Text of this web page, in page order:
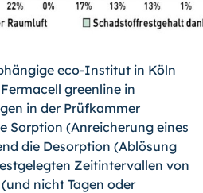
eco-Institut in Köln
greenline in
in der Prüfkammer
Sorption (Anreicherung eines
die Desorption (Ablösung
Zeitintervallen von
nicht Tagen oder